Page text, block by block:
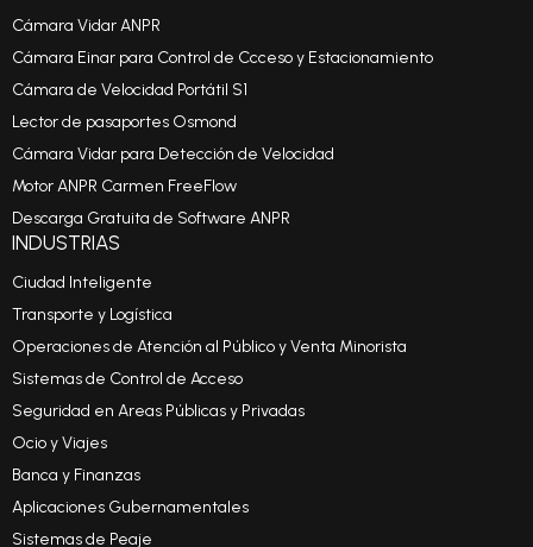
Cámara Vidar ANPR
Cámara Einar para Control de Ccceso y Estacionamiento
Cámara de Velocidad Portátil S1
Lector de pasaportes Osmond
Cámara Vidar para Detección de Velocidad
Motor ANPR Carmen FreeFlow
Descarga Gratuita de Software ANPR
INDUSTRIAS
Ciudad Inteligente
Transporte y Logística
Operaciones de Atención al Público y Venta Minorista
Sistemas de Control de Acceso
Seguridad en Areas Públicas y Privadas
Ocio y Viajes
Banca y Finanzas
Aplicaciones Gubernamentales
Sistemas de Peaje